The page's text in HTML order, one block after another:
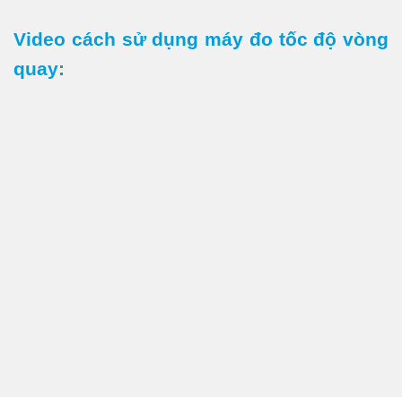
Video cách sử dụng máy đo tốc độ vòng
quay: